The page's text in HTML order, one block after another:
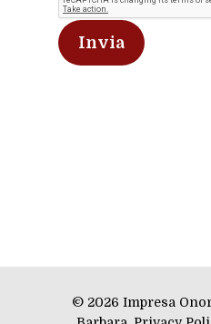
© 2026 Impresa